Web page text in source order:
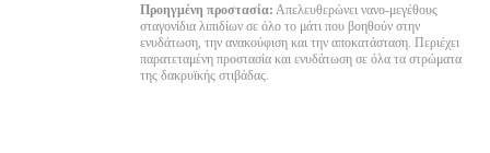
Προηγμένη προστασία: Απελευθερώνει νανο-μεγέθους
σταγονίδια λιπιδίων σε όλο το μάτι που βοηθούν στην
ενυδάτωση, την ανακούφιση και την αποκατάσταση. Περιέχει
παρατεταμένη προστασία και ενυδάτωση σε όλα τα στρώματα
της δακρυϊκής στιβάδας.